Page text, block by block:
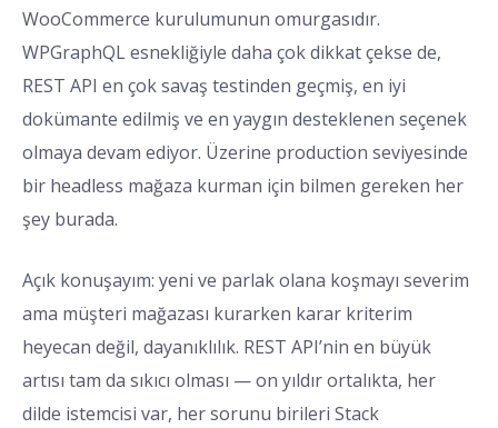
WooCommerce kurulumunun omurgasıdır.
WPGraphQL esnekliğiyle daha çok dikkat çekse de,
REST API en çok savaş testinden geçmiş, en iyi
dokümante edilmiş ve en yaygın desteklenen seçenek
olmaya devam ediyor. Üzerine production seviyesinde
bir headless mağaza kurman için bilmen gereken her
şey burada.
Açık konuşayım: yeni ve parlak olana koşmayı severim
ama müşteri mağazası kurarken karar kriterim
heyecan değil, dayanıklılık. REST API’nin en büyük
artısı tam da sıkıcı olması — on yıldır ortalıkta, her
dilde istemcisi var, her sorunu birileri Stack